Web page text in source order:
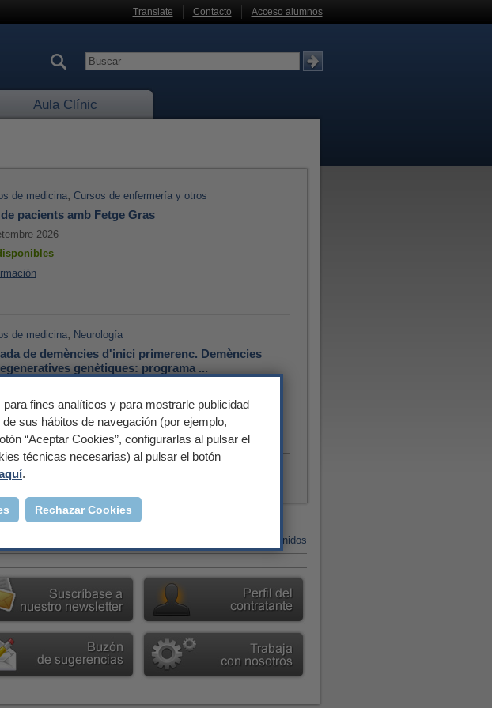
fines analíticos y para mostrarle publicidad
sus hábitos de navegación (por ejemplo,
“Aceptar Cookies”, configurarlas al pulsar el
técnicas necesarias) al pulsar el botón
.
Rechazar Cookies
Translate Contacto Acceso alumnos
Aula Clínic
de medicina, Cursos de enfermería y otros
pacients amb Fetge Gras
2026
de medicina, Neurología
de demències d'inici primerenc. Demències
genètiques: programa ...
Más contenidos